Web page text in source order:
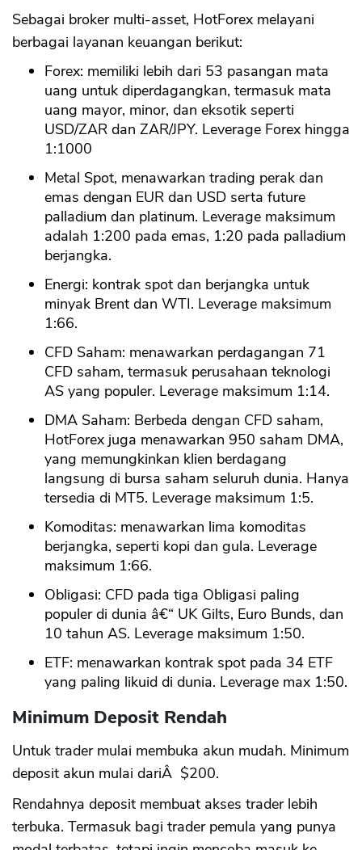
Sebagai broker multi-asset, HotForex melayani
berbagai layanan keuangan berikut:
Forex: memiliki lebih dari 53 pasangan mata
uang untuk diperdagangkan, termasuk mata
uang mayor, minor, dan eksotik seperti
USD/ZAR dan ZAR/JPY. Leverage Forex hingga
1:1000
Metal Spot, menawarkan trading perak dan
emas dengan EUR dan USD serta future
palladium dan platinum. Leverage maksimum
adalah 1:200 pada emas, 1:20 pada palladium
berjangka.
Energi: kontrak spot dan berjangka untuk
minyak Brent dan WTI. Leverage maksimum
1:66.
CFD Saham: menawarkan perdagangan 71
CFD saham, termasuk perusahaan teknologi
AS yang populer. Leverage maksimum 1:14.
DMA Saham: Berbeda dengan CFD saham,
HotForex juga menawarkan 950 saham DMA,
yang memungkinkan klien berdagang
langsung di bursa saham seluruh dunia. Hanya
tersedia di MT5. Leverage maksimum 1:5.
Komoditas: menawarkan lima komoditas
berjangka, seperti kopi dan gula. Leverage
maksimum 1:66.
Obligasi: CFD pada tiga Obligasi paling
populer di dunia â€“ UK Gilts, Euro Bunds, dan
10 tahun AS. Leverage maksimum 1:50.
ETF: menawarkan kontrak spot pada 34 ETF
yang paling likuid di dunia. Leverage max 1:50.
Minimum Deposit Rendah
Untuk trader mulai membuka akun mudah. Minimum
deposit akun mulai dariÂ $200.
Rendahnya deposit membuat akses trader lebih
terbuka. Termasuk bagi trader pemula yang punya